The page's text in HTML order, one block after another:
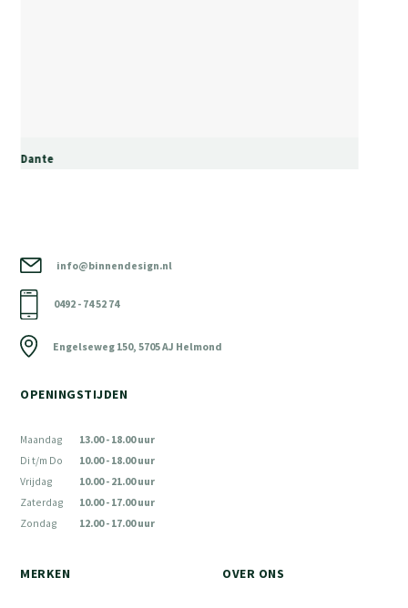
Dante
info@binnendesign.nl
0492 - 74 52 74
Engelseweg 150, 5705 AJ Helmond
OPENINGSTIJDEN
Maandag
Di t/m Do
Vrijdag
Zaterdag
Zondag
13.00 - 18.00 uur
10.00 - 18.00 uur
10.00 - 21.00 uur
10.00 - 17.00 uur
12.00 - 17.00 uur
MERKEN OVER ONS